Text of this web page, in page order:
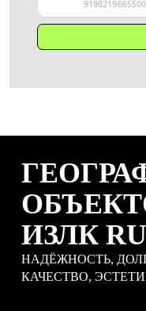
ИЗЛК
НАДЁЖНОСТЬ,
КАЧЕСТВО,